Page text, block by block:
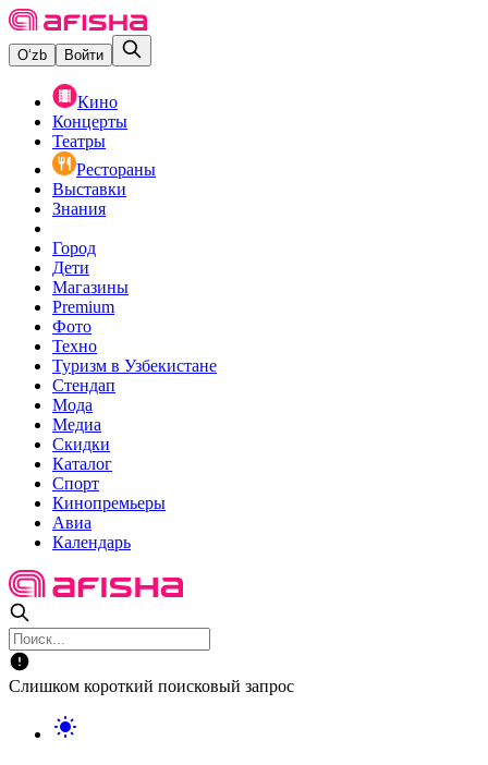
O‘zb Войти
Кино
Концерты
Театры
Рестораны
Выставки
Знания
Город
Дети
Магазины
Premium
Фото
Техно
Туризм в Узбекистане
Стендап
Мода
Медиа
Скидки
Каталог
Спорт
Кинопремьеры
Авиа
Календарь
Слишком короткий поисковый запрос